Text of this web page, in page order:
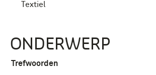
Textiel
ONDERWERP
Trefwoorden